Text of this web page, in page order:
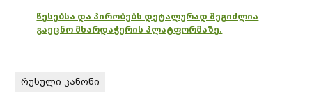
წესებსა და პირობებს დეტალურად შეგიძლია
გაეცნო მხარდაჭერის პლატფორმაზე.
რუსული კანონი